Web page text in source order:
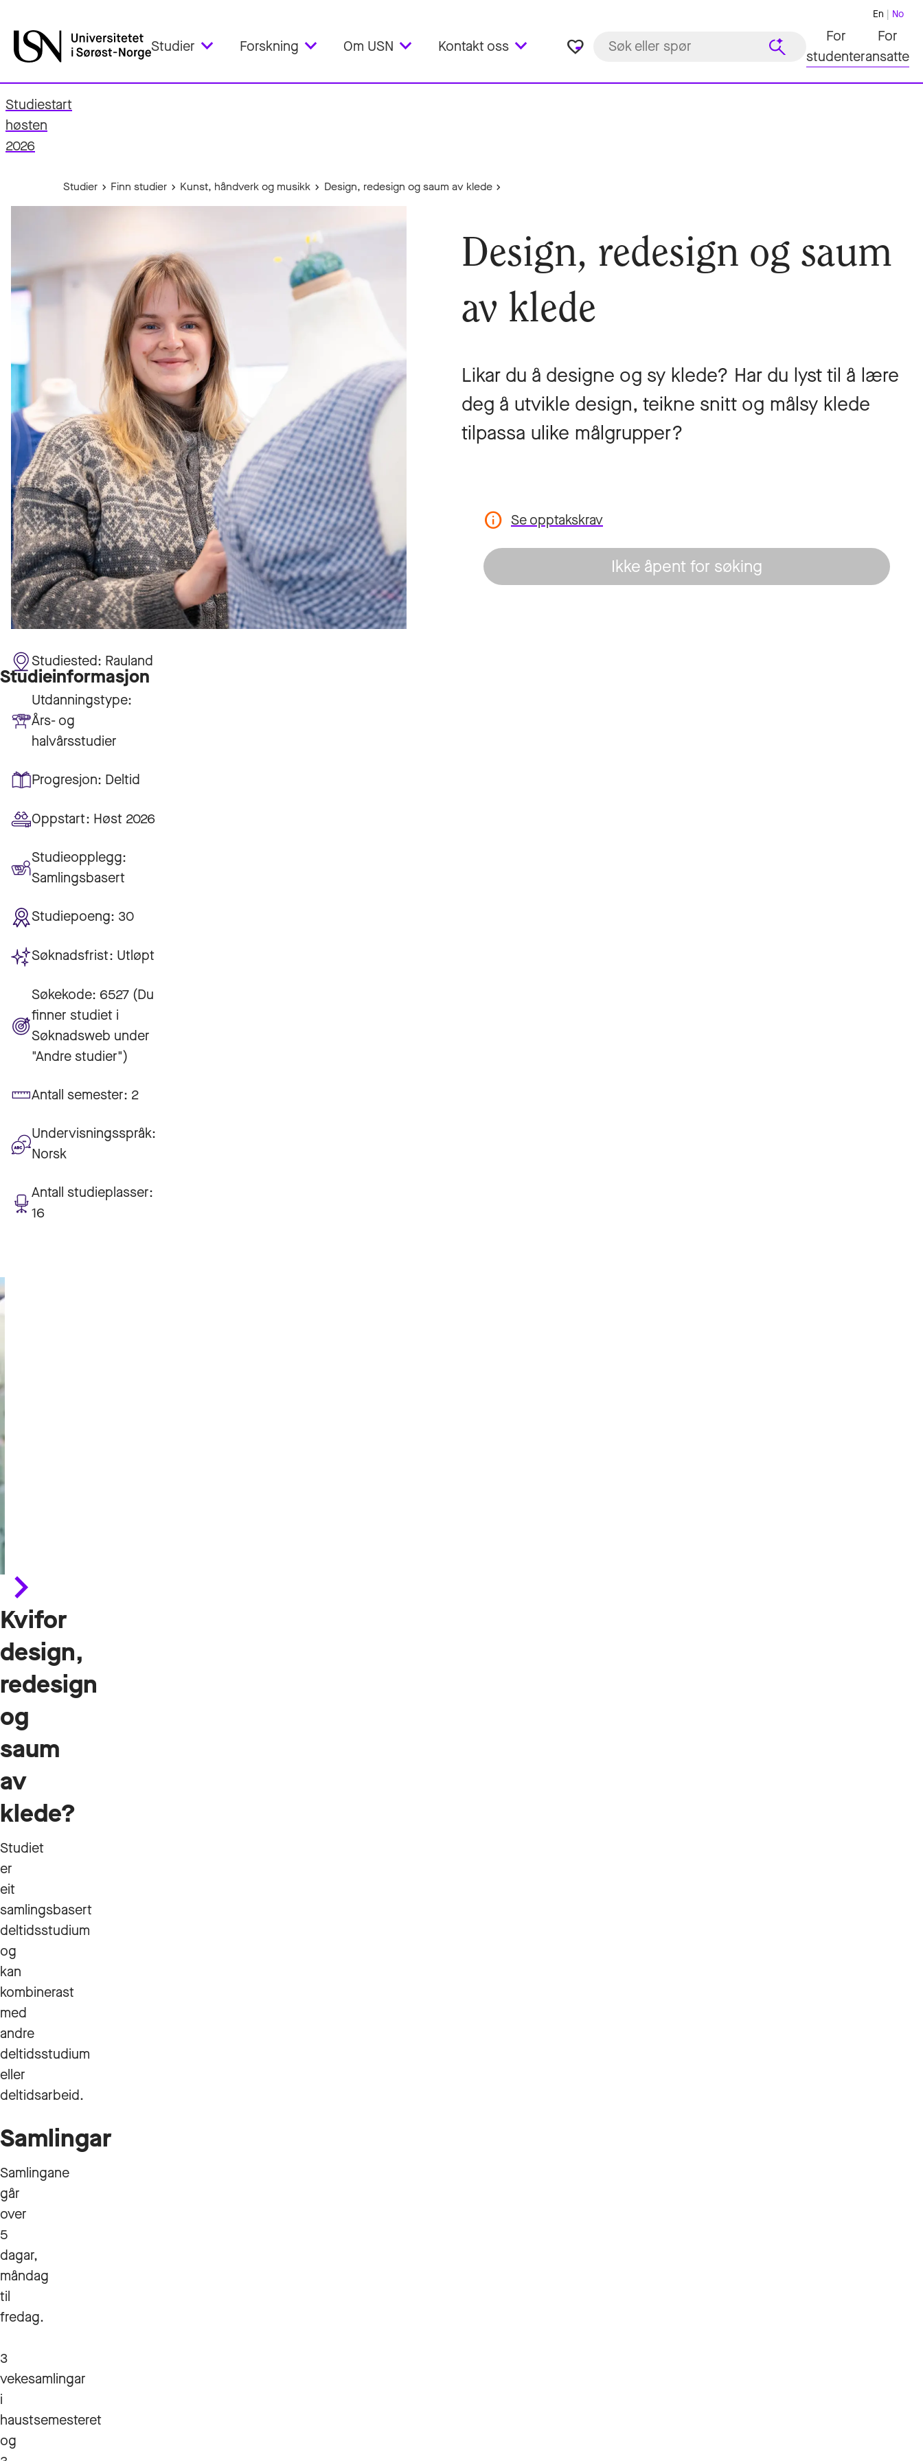
Studier Forskning Om USN Kontakt oss favorite_border
En No
For
studenter
For
ansatte
Studiestart
høsten
2026
Studier Finn studier Kunst, håndverk og musikk Design, redesign og saum av klede
Design, redesign og saum
av klede
Likar du å designe og sy klede? Har du lyst til å lære
deg å utvikle design, teikne snitt og målsy klede
tilpassa ulike målgrupper?
Se opptakskrav
Ikke åpent for søking
Studieinformasjon
Studiested: Rauland
Utdanningstype:
Års- og
halvårsstudier
Progresjon: Deltid
Oppstart: Høst 2026
Studieopplegg:
Samlingsbasert
Studiepoeng: 30
Søknadsfrist: Utløpt
Søkekode: 6527 (Du
finner studiet i
Søknadsweb under
"Andre studier")
Antall semester: 2
Undervisningsspråk:
Norsk
Antall studieplasser:
16
Kvifor
design,
redesign
og
saum
av
klede?
Studiet
er
eit
samlingsbasert
deltidsstudium
og
kan
kombinerast
med
andre
deltidsstudium
eller
deltidsarbeid.
Samlingar
Samlingane
går
over
5
dagar,
måndag
til
fredag.
3
vekesamlingar
i
haustsemesteret
og